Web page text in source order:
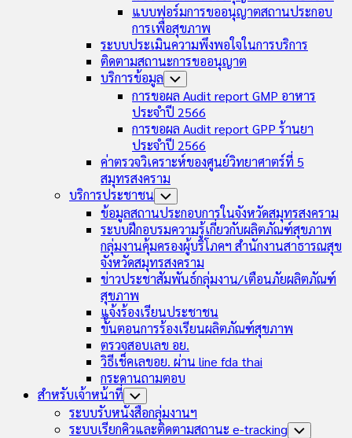
แบบฟอร์มการขออนุญาตสถานประกอบ
การเพื่อสุขภาพ
ระบบประเมินความพึงพอใจในการบริการ
ติดตามสถานะการขออนุญาต
บริการข้อมูล Toggle
Child
Menu
การขอผล Audit report GMP อาหาร
ประจำปี 2566
การขอผล Audit report GPP ร้านยา
ประจำปี 2566
ค่าตรวจวิเคราะห์ของศูนย์วิทยาศาตร์ที่ 5
สมุทรสงคราม
บริการประชาชน Toggle
Child
Menu
ข้อมูลสถานประกอบการในจังหวัดสมุทรสงคราม
ระบบฝึกอบรมความรู้เกี่ยวกับผลิตภัณฑ์สุขภาพ
กลุ่มงานคุ้มครองผู้บริโภคฯ สำนักงานสาธารณสุข
จังหวัดสมุทรสงคราม
ข่าวประชาสัมพันธ์กลุ่มงาน/เตือนภัยผลิตภัณฑ์
สุขภาพ
แจ้งร้องเรียนประชาชน
ขั้นตอนการร้องเรียนผลิตภัณฑ์สุขภาพ
ตรวจสอบเลข อย.
วิธีเช็คเลขอย. ผ่าน line fda thai
กระดานถามตอบ
สำหรับเจ้าหน้าที่ Toggle
Child
Menu
ระบบรับหนังสือกลุ่มงานฯ
ระบบเรียกคิวและติดตามสถานะ e-tracking Toggle